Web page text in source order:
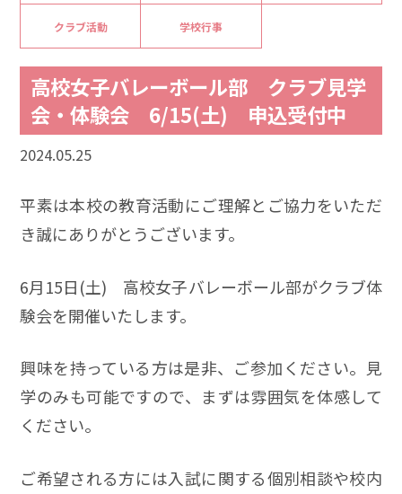
クラブ活動 学校行事
高校女子バレーボール部 クラブ見学
会・体験会 6/15(土) 申込受付中
2024.05.25
平素は本校の教育活動にご理解とご協力をいただ
き誠にありがとうございます。
6月15日(土) 高校女子バレーボール部がクラブ体
験会を開催いたします。
興味を持っている方は是非、ご参加ください。見
学のみも可能ですので、まずは雰囲気を体感して
ください。
ご希望される方には入試に関する個別相談や校内